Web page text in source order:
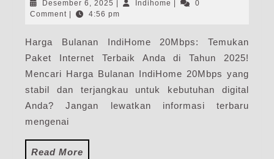
20Mbps
Harga
Paket
Pasang
WiFi
IndiHome
Desember 6, 2025 Desember
6,
Indihome Indihome
0
Comment
4:56 pm
Harga Bulanan IndiHome 20Mbps: Temukan
Paket Internet Terbaik Anda di Tahun 2025!
Mencari Harga Bulanan IndiHome 20Mbps yang
stabil dan terjangkau untuk kebutuhan digital
Anda? Jangan lewatkan informasi terbaru
mengenai
Read More